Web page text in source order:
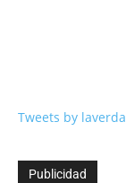
Tweets by
Publicidad